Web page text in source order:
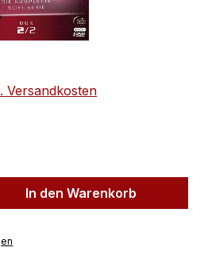
Versandkosten
Gib den
In den Warenkorb